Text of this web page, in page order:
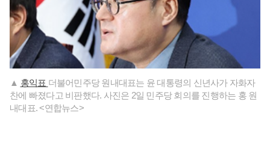
▲ 홍익표 더불어민주당 원내대표는 윤 대통령의 신년사가 자화자
찬에 빠졌다고 비판했다. 사진은 2일 민주당 회의를 진행하는 홍 원
내대표. <연합뉴스>